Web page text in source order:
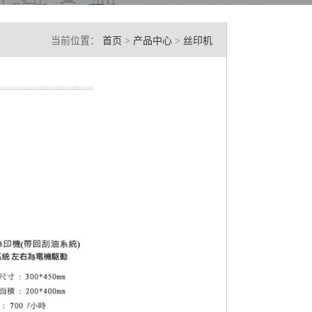
当前位置： 首页 > 产品中心 > 丝印机